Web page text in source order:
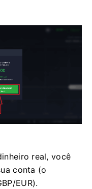
real, você
conta (o
EUR).